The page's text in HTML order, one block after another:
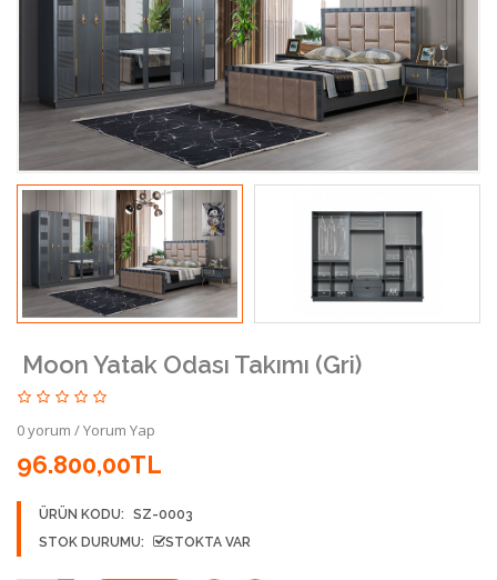
Moon Yatak Odası Takımı (Gri)
0 yorum /Yorum Yap
96.800,00TL
ÜRÜN KODU:
SZ-0003
STOK DURUMU:
STOKTA VAR